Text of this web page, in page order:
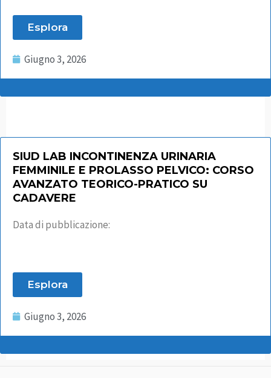
Esplora
Giugno 3, 2026
SIUD LAB INCONTINENZA URINARIA
FEMMINILE E PROLASSO PELVICO: CORSO
AVANZATO TEORICO-PRATICO SU
CADAVERE
Data di pubblicazione:
Esplora
Giugno 3, 2026